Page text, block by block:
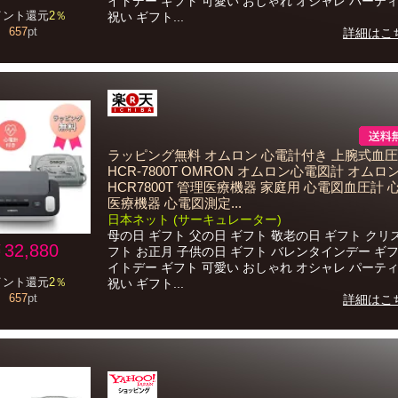
ト還元2％
657pt
祝い ギフト...
詳細はこ
32,880
ト還元2％
657pt
ラッピング無料 オムロン 心電計付き 上腕式血
HCR-7800T OMRON オムロン心電図計 オムロ
HCR7800T 管理医療機器 家庭用 心電図血圧計
医療機器 心電図測定...
日本ネット (サーキュレーター)
母の日 ギフト 父の日 ギフト 敬老の日 ギフト クリ
フト お正月 子供の日 ギフト バレンタインデー ギ
イトデー ギフト 可愛い おしゃれ オシャレ パーテ
祝い ギフト...
詳細はこ